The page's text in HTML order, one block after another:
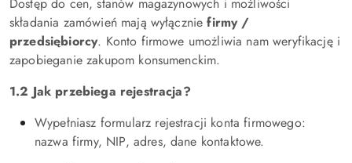
składania zamówień mają wyłączniefirmy /
przedsiębiorcy. Konto firmowe umożliwia nam weryfikację i
zapobieganie zakupom konsumenckim.
1.2 Jak przebiega rejestracja?
Wypełniasz formularz rejestracji konta firmowego:
nazwa firmy, NIP, adres, dane kontaktowe.